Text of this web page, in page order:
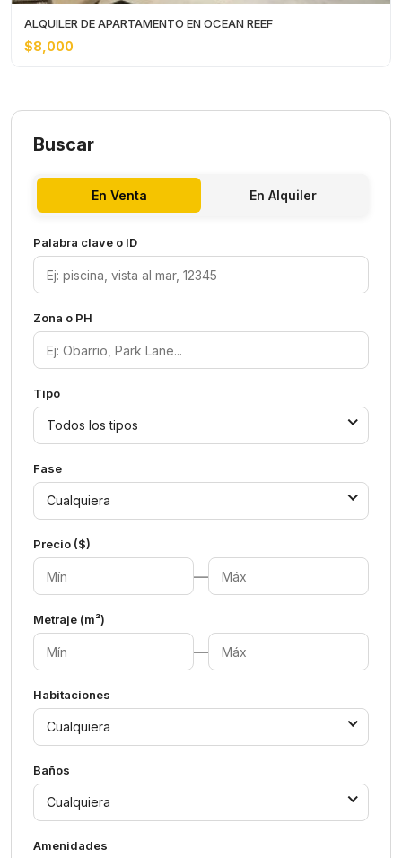
ALQUILER DE APARTAMENTO EN OCEAN REEF
$8,000
Buscar
En Venta En Alquiler
Palabra clave o ID
Zona o PH
Tipo
Todos los tipos
Fase
Cualquiera
Precio ($)
—
Metraje (m²)
—
Habitaciones
Cualquiera
Baños
Cualquiera
Amenidades